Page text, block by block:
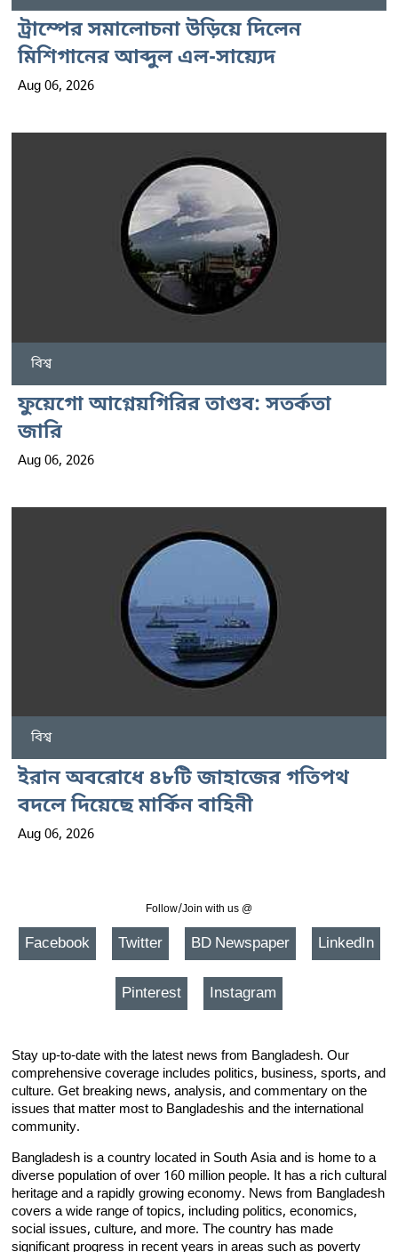
ট্রাম্পের সমালোচনা উড়িয়ে দিলেন
মিশিগানের আব্দুল এল-সায়্যেদ
Aug 06, 2026
বিশ্ব
ফুয়েগো আগ্নেয়গিরির তাণ্ডব: সতর্কতা
জারি
Aug 06, 2026
বিশ্ব
ইরান অবরোধে ৪৮টি জাহাজের গতিপথ
বদলে দিয়েছে মার্কিন বাহিনী
Aug 06, 2026
Follow/Join with us @
Facebook Twitter BD Newspaper LinkedIn
Pinterest Instagram
Stay up-to-date with the latest news from Bangladesh. Our
comprehensive coverage includes politics, business, sports, and
culture. Get breaking news, analysis, and commentary on the
issues that matter most to Bangladeshis and the international
community.
Bangladesh is a country located in South Asia and is home to a
diverse population of over 160 million people. It has a rich cultural
heritage and a rapidly growing economy. News from Bangladesh
covers a wide range of topics, including politics, economics,
social issues, culture, and more. The country has made
significant progress in recent years in areas such as poverty